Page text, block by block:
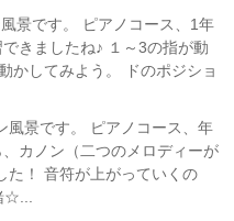
景です。 ピアノコース、1年
きましたね♪ １～3の指が動
かしてみよう。 ドのポジショ
風景です。 ピアノコース、年
カノン（二つのメロディーが
た！ 音符が上がっていくの
☆...